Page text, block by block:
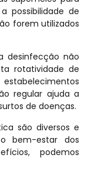
possibilidade de
forem utilizados
desinfecção não
rotatividade de
regular ajuda a
de doenças.
são diversos e
bem-estar dos
podemos